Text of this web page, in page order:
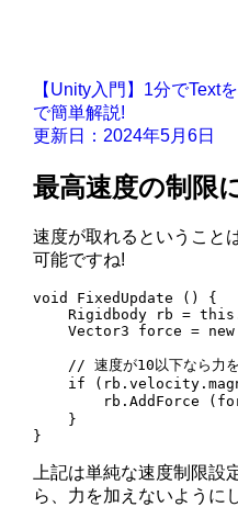
【Unity入門】1分でText
で簡単解説!
更新日：2024年5月6日
最高速度の制限
速度が取れるということ
可能ですね!
void FixedUpdate () {
Rigidbody rb =
Vector3 force =
// 速度が10以下なら力
if
rb.AddForce
    }
}
上記は単純な速度制限設
ら、力を加えないように